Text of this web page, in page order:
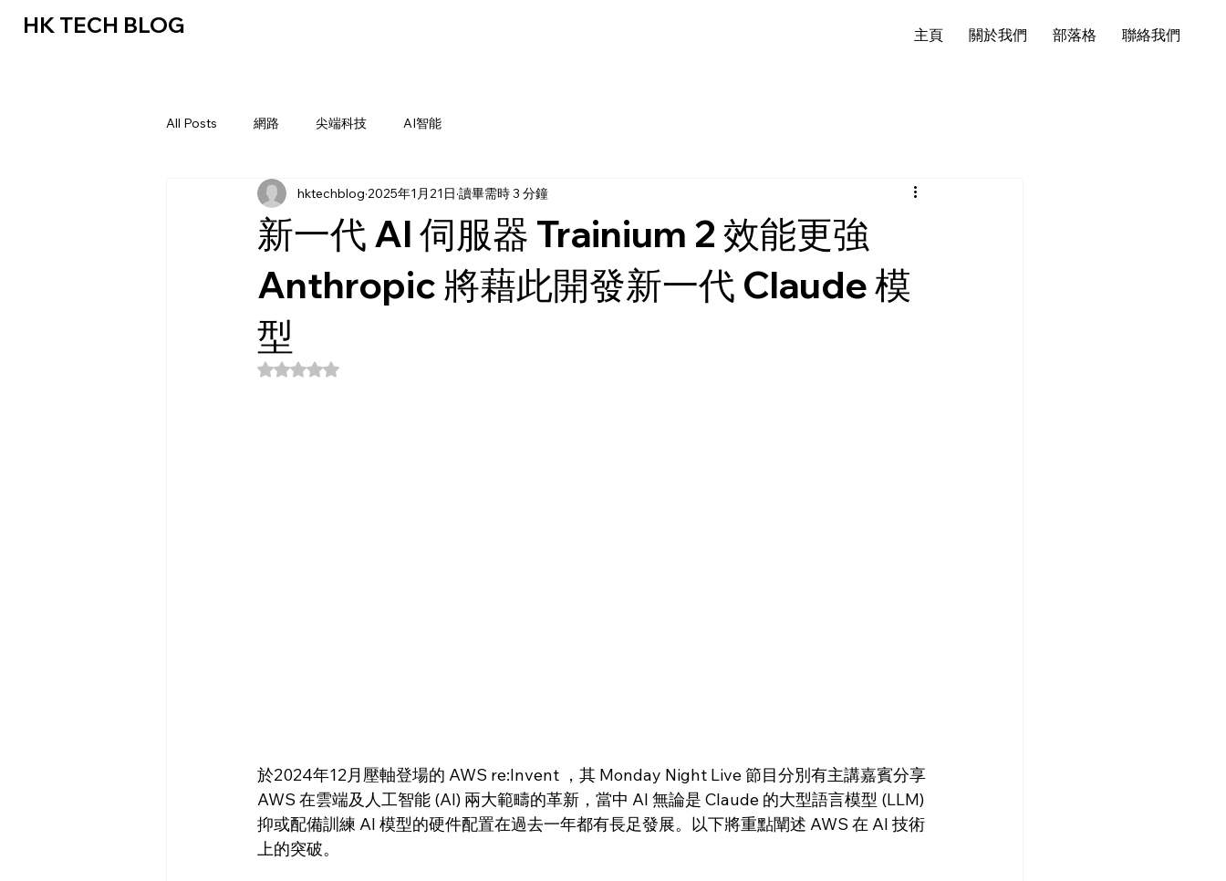
HK TECH BLOG 主頁 關於我們 部落格 聯絡我們
All Posts 網路 尖端科技 AI智能
新一代 AI 伺服器 Trainium 2 效能更強
Anthropic 將藉此開發新一代 Claude 模
型
hktechblog 2025年1月21日 讀畢需時 3 分鐘
評等為 NaN（最高為 5 顆星）。
於2024年12月壓軸登場的 AWS re:Invent ，其 Monday Night Live 節目分別有主講嘉賓分享
AWS 在雲端及人工智能 (AI) 兩大範疇的革新，當中 AI 無論是 Claude 的大型語言模型 (LLM)
抑或配備訓練 AI 模型的硬件配置在過去一年都有長足發展。以下將重點闡述 AWS 在 AI 技術
上的突破。